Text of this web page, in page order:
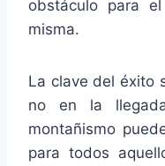
obstáculo para
misma.
La clave del éxito
no en la
montañismo
para todos